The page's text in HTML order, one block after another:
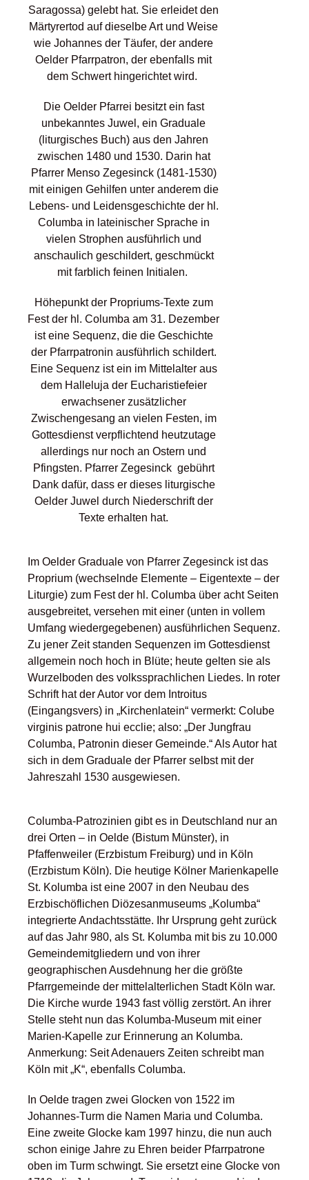
Saragossa) gelebt hat. Sie erleidet den
Märtyrertod auf dieselbe Art und Weise
wie Johannes der Täufer, der andere
Oelder Pfarrpatron, der ebenfalls mit
dem Schwert hingerichtet wird.
Die Oelder Pfarrei besitzt ein fast
unbekanntes Juwel, ein Graduale
(liturgisches Buch) aus den Jahren
zwischen 1480 und 1530. Darin hat
Pfarrer Menso Zegesinck (1481-1530)
mit einigen Gehilfen unter anderem die
Lebens- und Leidensgeschichte der hl.
Columba in lateinischer Sprache in
vielen Strophen ausführlich und
anschaulich geschildert, geschmückt
mit farblich feinen Initialen.
Höhepunkt der Propriums-Texte zum
Fest der hl. Columba am 31. Dezember
ist eine Sequenz, die die Geschichte
der Pfarrpatronin ausführlich schildert.
Eine Sequenz ist ein im Mittelalter aus
dem Halleluja der Eucharistiefeier
erwachsener zusätzlicher
Zwischengesang an vielen Festen, im
Gottesdienst verpflichtend heutzutage
allerdings nur noch an Ostern und
Pfingsten. Pfarrer Zegesinck gebührt
Dank dafür, dass er dieses liturgische
Oelder Juwel durch Niederschrift der
Texte erhalten hat.
Im Oelder Graduale von Pfarrer Zegesinck ist das
Proprium (wechselnde Elemente – Eigentexte – der
Liturgie) zum Fest der hl. Columba über acht Seiten
ausgebreitet, versehen mit einer (unten in vollem
Umfang wiedergegebenen) ausführlichen Sequenz.
Zu jener Zeit standen Sequenzen im Gottesdienst
allgemein noch hoch in Blüte; heute gelten sie als
Wurzelboden des volkssprachlichen Liedes. In roter
Schrift hat der Autor vor dem Introitus
(Eingangsvers) in „Kirchenlatein“ vermerkt: Colube
virginis patrone hui ecclie; also: „Der Jungfrau
Columba, Patronin dieser Gemeinde.“ Als Autor hat
sich in dem Graduale der Pfarrer selbst mit der
Jahreszahl 1530 ausgewiesen.
Columba-Patrozinien gibt es in Deutschland nur an
drei Orten – in Oelde (Bistum Münster), in
Pfaffenweiler (Erzbistum Freiburg) und in Köln
(Erzbistum Köln). Die heutige Kölner Marienkapelle
St. Kolumba ist eine 2007 in den Neubau des
Erzbischöflichen Diözesanmuseums „Kolumba“
integrierte Andachtsstätte. Ihr Ursprung geht zurück
auf das Jahr 980, als St. Kolumba mit bis zu 10.000
Gemeindemitgliedern und von ihrer
geographischen Ausdehnung her die größte
Pfarrgemeinde der mittelalterlichen Stadt Köln war.
Die Kirche wurde 1943 fast völlig zerstört. An ihrer
Stelle steht nun das Kolumba-Museum mit einer
Marien-Kapelle zur Erinnerung an Kolumba.
Anmerkung: Seit Adenauers Zeiten schreibt man
Köln mit „K“, ebenfalls Columba.
In Oelde tragen zwei Glocken von 1522 im
Johannes-Turm die Namen Maria und Columba.
Eine zweite Glocke kam 1997 hinzu, die nun auch
schon einige Jahre zu Ehren beider Pfarrpatrone
oben im Turm schwingt. Sie ersetzt eine Glocke von